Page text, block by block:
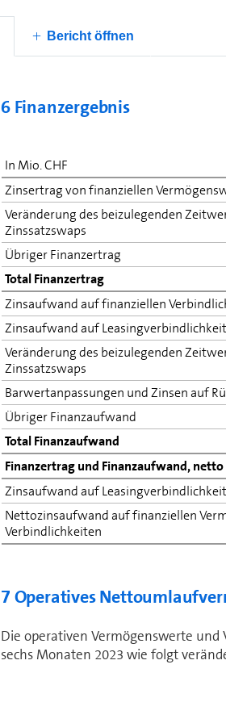
Bericht öffnen
mit Laufzeit bis 2028 und CHF 1’200
diese Limiten wie bereits im Vorjahr
6 Finanzergebnis
In Mio. CHF
Zinsertrag von finanziellen
Veränderung des beizulegenden
Zinssatzswaps
Übriger Finanzertrag
Total Finanzertrag
Zinsaufwand auf finanziellen
Zinsaufwand auf
Veränderung des beizulegenden
Zinssatzswaps
Barwertanpassungen und Zinsen auf
Übriger Finanzaufwand
Total Finanzaufwand
Finanzertrag und Finanzaufwand, netto
Zinsaufwand auf
Nettozinsaufwand auf finanziellen
Verbindlichkeiten
7 Operatives
Die operativen Vermögenswerte
sechs Monaten 2023 wie folgt